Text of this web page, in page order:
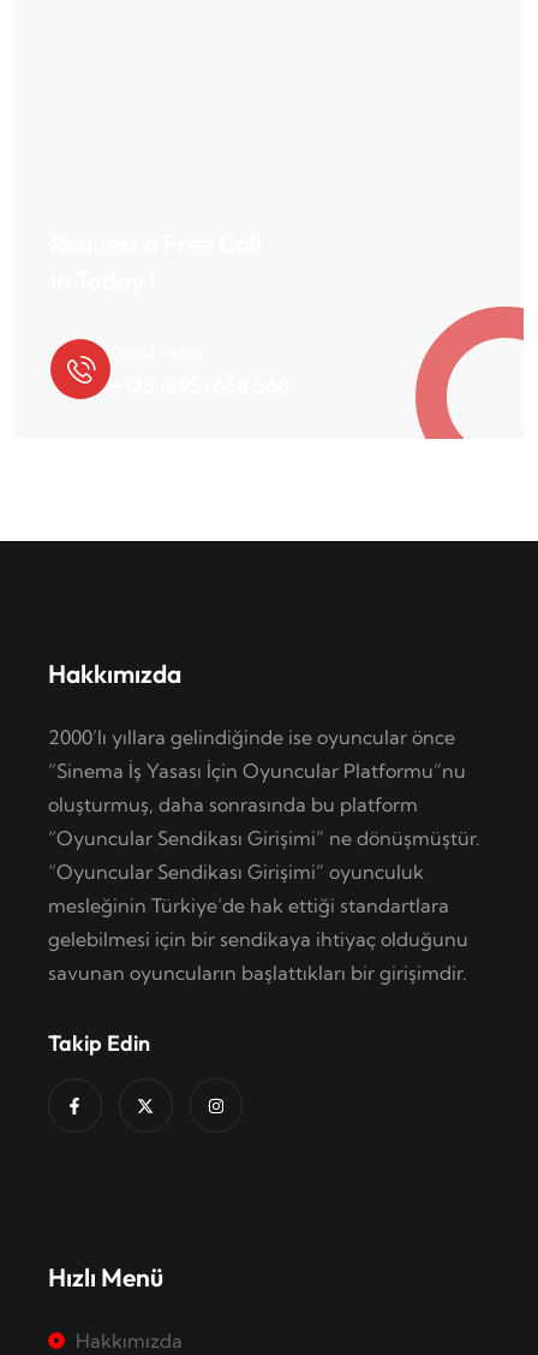
Hakkımızda
2000’lı yıllara gelindiğinde ise oyuncular önce
“Sinema İş Yasası İçin Oyuncular Platformu”nu
oluşturmuş, daha sonrasında bu platform
“Oyuncular Sendikası Girişimi” ne dönüşmüştür.
“Oyuncular Sendikası Girişimi” oyunculuk
mesleğinin Türkiye’de hak ettiği standartlara
gelebilmesi için bir sendikaya ihtiyaç olduğunu
savunan oyuncuların başlattıkları bir girişimdir.
Takip Edin
Hızlı Menü
Hakkımızda